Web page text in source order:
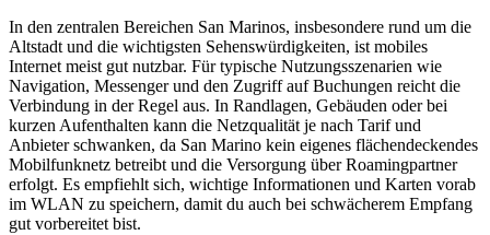
In den zentralen Bereichen San Marinos, insbesondere rund um die
Altstadt und die wichtigsten Sehenswürdigkeiten, ist mobiles
Internet meist gut nutzbar. Für typische Nutzungsszenarien wie
Navigation, Messenger und den Zugriff auf Buchungen reicht die
Verbindung in der Regel aus. In Randlagen, Gebäuden oder bei
kurzen Aufenthalten kann die Netzqualität je nach Tarif und
Anbieter schwanken, da San Marino kein eigenes flächendeckendes
Mobilfunknetz betreibt und die Versorgung über Roamingpartner
erfolgt. Es empfiehlt sich, wichtige Informationen und Karten vorab
im WLAN zu speichern, damit du auch bei schwächerem Empfang
gut vorbereitet bist.